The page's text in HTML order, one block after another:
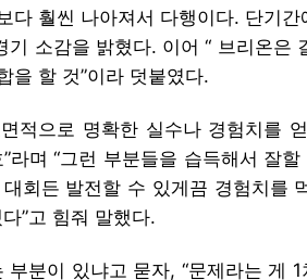
다 훨씬 나아져서 다행이다. 단기
기 소감을 밝혔다. 이어 “ 브리온
을 할 것”이라 덧붙였다.
적으로 명확한 실수나 경험치를
라며 “그런 부분들을 습득해서 잘
대회든 발전할 수 있게끔 경험치를
”고 힘줘 말했다.
부분이 있냐고 묻자, “문제라는 게